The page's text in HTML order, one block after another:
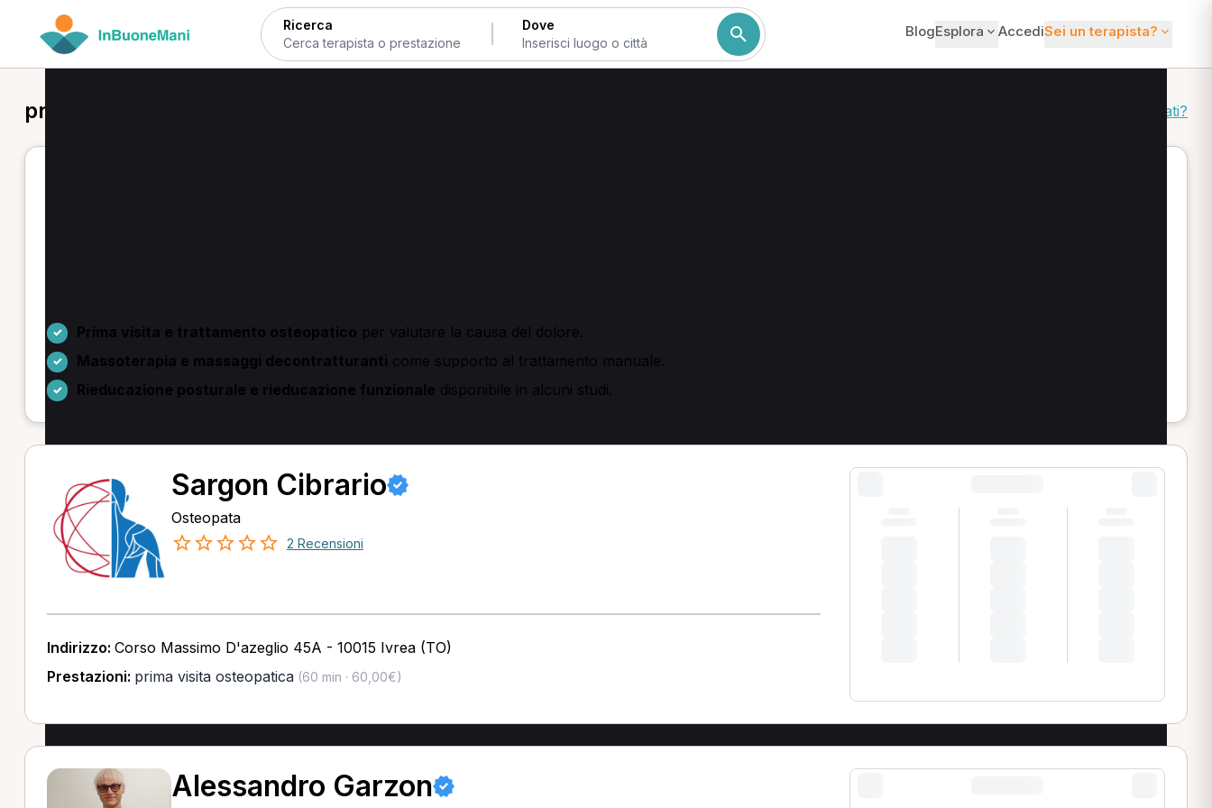
Ricerca Dove BlogEsplora AccediSei un terapista?
prima visita osteopatica in provincia di Torino Come ordiniamo i risultati?
Prima visita e trattamento osteopatico per valutare la causa del dolore.
Massoterapia e massaggi decontratturanti come supporto al trattamento manuale.
Rieducazione posturale e rieducazione funzionale disponibile in alcuni studi.
Sargon Cibrario
Osteopata
2 Recensioni
Indirizzo: Corso Massimo D'azeglio 45A - 10015 Ivrea (TO)
Prestazioni: prima visita osteopatica(60 min · 60,00€)
Alessandro Garzon